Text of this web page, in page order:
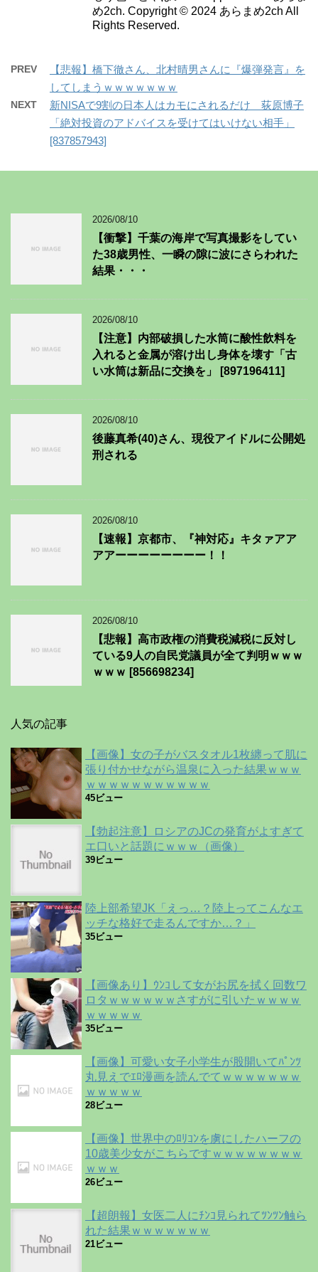
め2ch. Copyright © 2024 あらまめ2ch All
Rights Reserved.
PREV
【悲報】橋下徹さん、北村晴男さんに『爆弾発言』を
してしまうｗｗｗｗｗｗｗ
NEXT
新NISAで9割の日本人はカモにされるだけ 荻原博子
「絶対投資のアドバイスを受けてはいけない相手」
[837857943]
2026/08/10
【衝撃】千葉の海岸で写真撮影をしてい
た38歳男性、一瞬の隙に波にさらわれた
結果・・・
2026/08/10
【注意】内部破損した水筒に酸性飲料を
入れると金属が溶け出し身体を壊す「古
い水筒は新品に交換を」 [897196411]
2026/08/10
後藤真希(40)さん、現役アイドルに公開処
刑される
2026/08/10
【速報】京都市、『神対応』キタァアア
アアーーーーーーーー！！
2026/08/10
【悲報】高市政権の消費税減税に反対し
ている9人の自民党議員が全て判明ｗｗｗ
ｗｗｗ [856698234]
人気の記事
【画像】女の子がバスタオル1枚纏って肌に
張り付かせながら温泉に入った結果ｗｗｗ
ｗｗｗｗｗｗｗｗｗｗｗ
45ビュー
【勃起注意】ロシアのJCの発育がよすぎて
エ口いと話題にｗｗｗ（画像）
39ビュー
陸上部希望JK「えっ…？陸上ってこんなエ
ッチな格好で走るんですか…？」
35ビュー
【画像あり】ｳﾝｺして女がお尻を拭く回数ワ
ロタｗｗｗｗｗｗさすがに引いたｗｗｗｗ
ｗｗｗｗｗ
35ビュー
【画像】可愛い女子小学生が股開いてﾊﾟﾝﾂ
丸見えでｴﾛ漫画を読んでてｗｗｗｗｗｗｗ
ｗｗｗｗｗ
28ビュー
【画像】世界中のﾛﾘｺﾝを虜にしたハーフの
10歳美少女がこちらですｗｗｗｗｗｗｗｗ
ｗｗｗ
26ビュー
【超朗報】女医二人にﾁﾝｺ見られてﾂﾝﾂﾝ触ら
れた結果ｗｗｗｗｗｗｗ
21ビュー